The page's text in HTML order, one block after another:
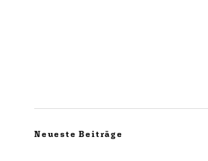
Neueste Beiträge